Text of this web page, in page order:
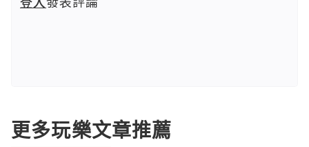
更多玩樂文章推薦